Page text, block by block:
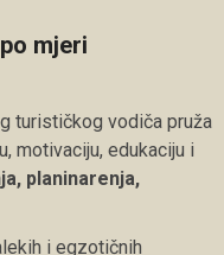
mjeri
turističkog vodiča pruža
motivaciju, edukaciju i
planinarenja,
i egzotičnih